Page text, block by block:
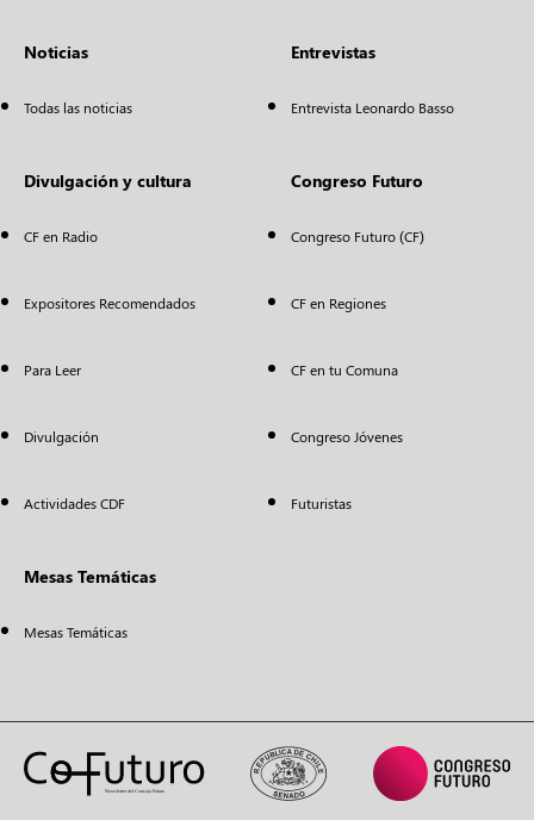
Noticias
Todas las noticias
Entrevistas
Entrevista Leonardo Basso
Divulgación y cultura
CF en Radio
Expositores Recomendados
Para Leer
Divulgación
Actividades CDF
Congreso Futuro
Congreso Futuro (CF)
CF en Regiones
CF en tu Comuna
Congreso Jóvenes
Futuristas
Mesas Temáticas
Mesas Temáticas